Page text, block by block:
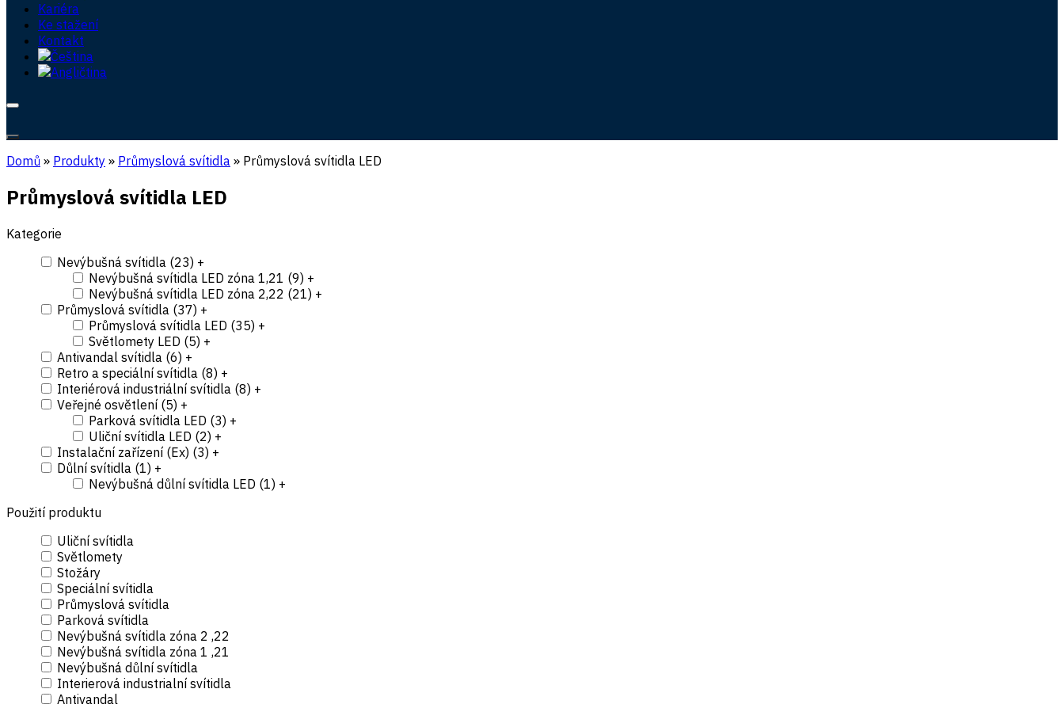
Kariéra
Ke stažení
Kontakt
Domů » Produkty » Průmyslová svítidla » Průmyslová svítidla LED
Průmyslová svítidla LED
Kategorie
Nevýbušná svítidla (23) +
Nevýbušná svítidla LED zóna 1,21 (9) +
Nevýbušná svítidla LED zóna 2,22 (21) +
Průmyslová svítidla (37) +
Průmyslová svítidla LED (35) +
Světlomety LED (5) +
Antivandal svítidla (6) +
Retro a speciální svítidla (8) +
Interiérová industriální svítidla (8) +
Veřejné osvětlení (5) +
Parková svítidla LED (3) +
Uliční svítidla LED (2) +
Instalační zařízení (Ex) (3) +
Důlní svítidla (1) +
Nevýbušná důlní svítidla LED (1) +
Použití produktu
Uliční svítidla
Světlomety
Stožáry
Speciální svítidla
Průmyslová svítidla
Parková svítidla
Nevýbušná svítidla zóna 2 ,22
Nevýbušná svítidla zóna 1 ,21
Nevýbušná důlní svítidla
Interierová industrialní svítidla
Antivandal